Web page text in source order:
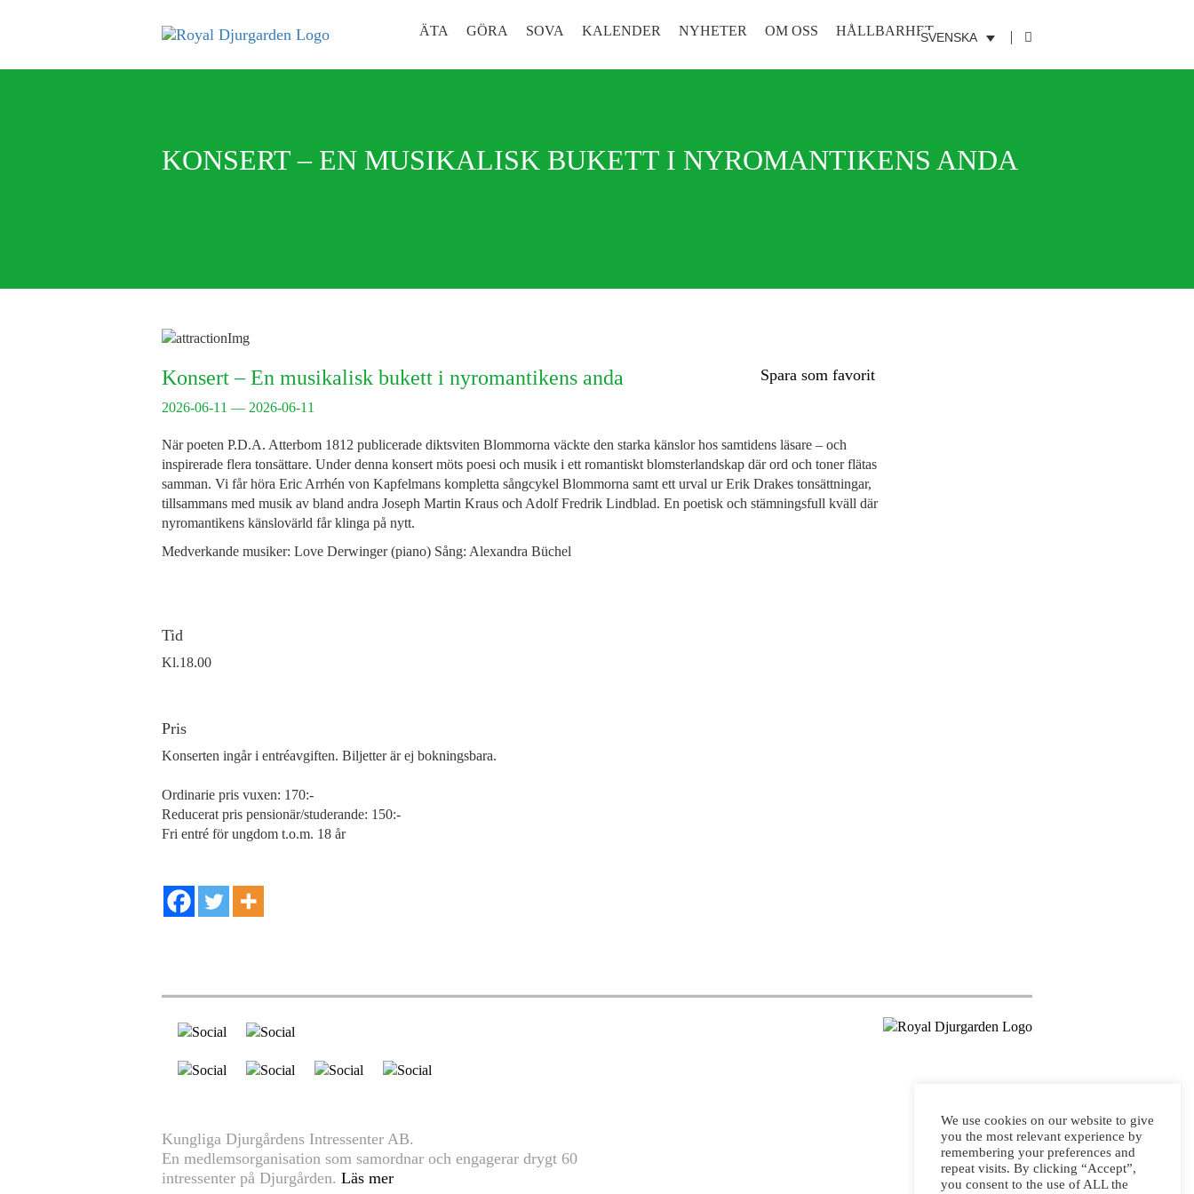
ÄTA GÖRA SOVA KALENDER NYHETER OM OSS HÅLLBARHETSVENSKA
KONSERT – EN MUSIKALISK BUKETT I NYROMANTIKENS ANDA
Konsert – En musikalisk bukett i nyromantikens anda
2026-06-11 — 2026-06-11
Spara som favorit
När poeten P.D.A. Atterbom 1812 publicerade diktsviten Blommorna väckte den starka känslor hos samtidens läsare – och
inspirerade flera tonsättare. Under denna konsert möts poesi och musik i ett romantiskt blomsterlandskap där ord och toner flätas
samman. Vi får höra Eric Arrhén von Kapfelmans kompletta sångcykel Blommorna samt ett urval ur Erik Drakes tonsättningar,
tillsammans med musik av bland andra Joseph Martin Kraus och Adolf Fredrik Lindblad. En poetisk och stämningsfull kväll där
nyromantikens känslovärld får klinga på nytt.
Medverkande musiker: Love Derwinger (piano) Sång: Alexandra Büchel
Tid
Kl.18.00
Pris
Konserten ingår i entréavgiften. Biljetter är ej bokningsbara.
Ordinarie pris vuxen: 170:-
Reducerat pris pensionär/studerande: 150:-
Fri entré för ungdom t.o.m. 18 år
Kungliga Djurgårdens Intressenter AB.
En medlemsorganisation som samordnar och engagerar drygt 60
intressenter på Djurgården. Läs mer
We use cookies on our website to give
you the most relevant experience by
remembering your preferences and
repeat visits. By clicking “Accept”,
you consent to the use of ALL the